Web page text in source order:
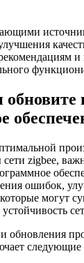
и
обновите
zigbee,
ошибок,
могут
обновления
следующие